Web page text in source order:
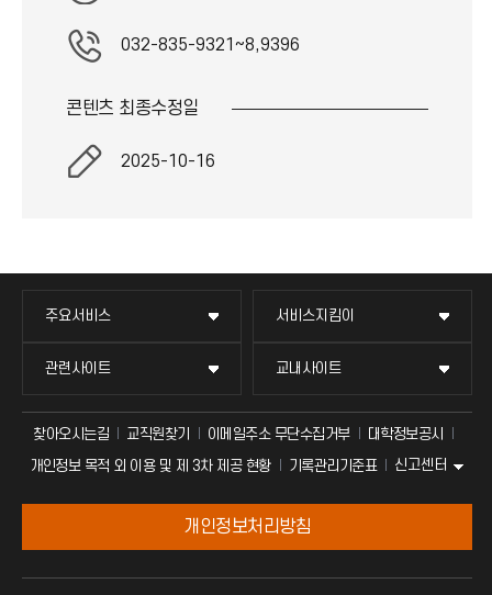
032-835-9321~8,9396
콘텐츠 최종수정일
2025-10-16
주요서비스 서비스지킴이
관련사이트 교내사이트
찾아오시는길 교직원찾기 이메일주소 무단수집거부
대학정보공시
개인정보 목적 외 이용 및 제 3차 제공 현황
기록관리기준표 신고센터
개인정보처리방침